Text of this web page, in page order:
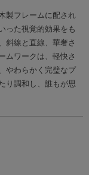
製フレームに配され
った視覚的効果をも
斜線と直線、華奢さ
ムワークは、軽快さ
やわらかく完璧なプ
り調和し、誰もが思